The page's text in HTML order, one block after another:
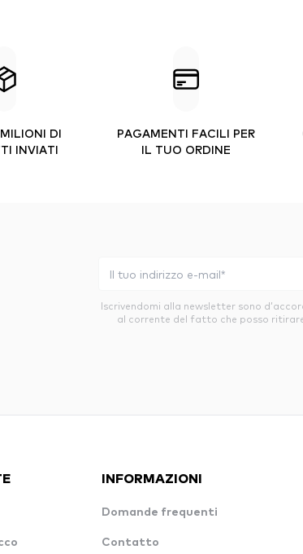
DI
INVIATI
PAGAMENTI FACILI PER
IL TUO ORDINE
Iscrivendomi alla newsletter sono
al corrente del fatto che posso
INFORMAZIONI
Domande frequenti
Contatto